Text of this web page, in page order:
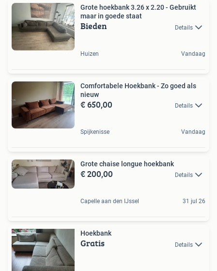
Grote hoekbank 3.26 x 2.20 - Gebruikt
maar in goede staat
Bieden Details
Huizen Vandaag
Comfortabele Hoekbank - Zo goed als
nieuw
€ 650,00 Details
Spijkenisse Vandaag
Grote chaise longue hoekbank
€ 200,00 Details
Capelle aan den IJssel 31 jul 26
Hoekbank
Gratis Details